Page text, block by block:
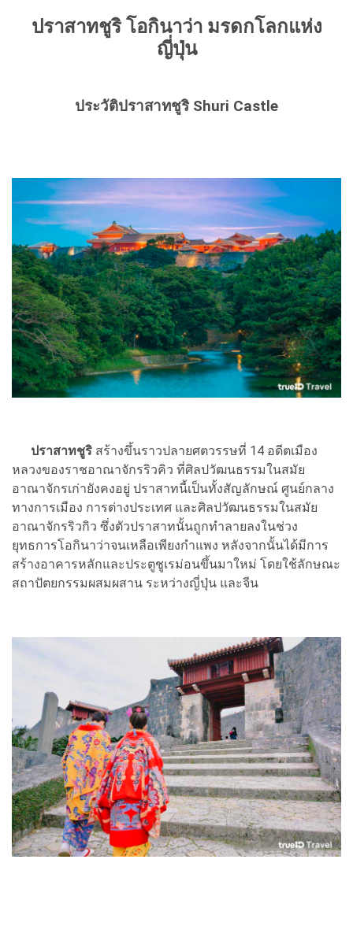
ปราสาทชูริ โอกินาว่า มรดกโลกแห่ง
ญี่ปุ่น
ประวัติปราสาทชูริ Shuri Castle
ปราสาทชูริ สร้างขึ้นราวปลายศตวรรษที่ 14 อดีตเมือง
หลวงของราชอาณาจักรริวคิว ที่ศิลปวัฒนธรรมในสมัย
อาณาจักรเก่ายังคงอยู่ ปราสาทนี้เป็นทั้งสัญลักษณ์ ศูนย์กลาง
ทางการเมือง การต่างประเทศ และศิลปวัฒนธรรมในสมัย
อาณาจักรริวกิว ซึ่งตัวปราสาทนั้นถูกทำลายลงในช่วง
ยุทธการโอกินาว่าจนเหลือเพียงกำแพง หลังจากนั้นได้มีการ
สร้างอาคารหลักและประตูชูเรม่อนขึ้นมาใหม่ โดยใช้ลักษณะ
สถาปัตยกรรมผสมผสาน ระหว่างญี่ปุ่น และจีน